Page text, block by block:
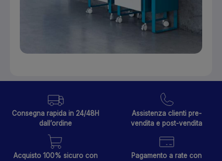
Consegna rapida in 24/48H
dall’ordine
Assistenza clienti pre-
vendita e post-vendita
Acquisto 100% sicuro con
Pagamento a rate con